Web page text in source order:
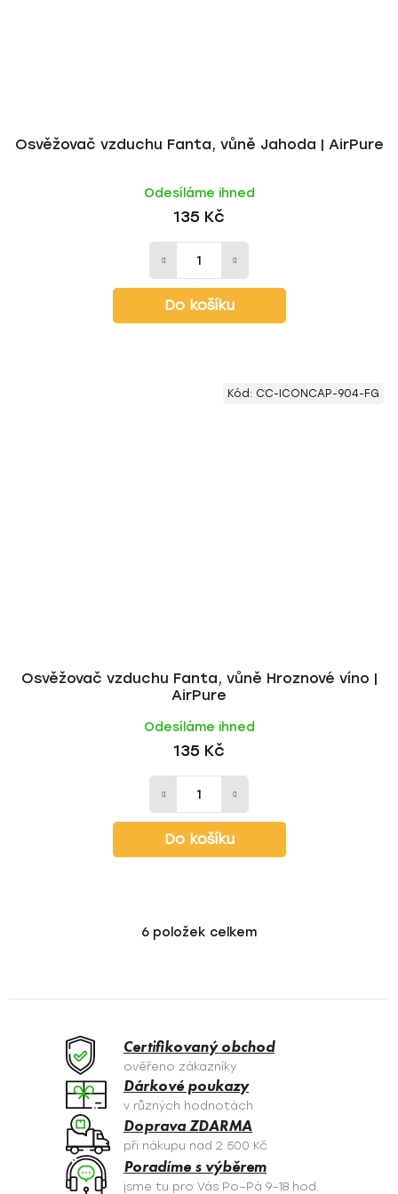
Osvěžovač vzduchu Fanta, vůně Jahoda | AirPure
Odesíláme ihned
135 Kč
Do košíku
Osvěžovač vzduchu Fanta, vůně Hroznové víno |
AirPure
Odesíláme ihned
135 Kč
Do košíku
Kód: CC-ICONCAP-904-FG
O
á
c
í
p
r
v
k
y
6 položek celkem
Certifikovaný obchod
ověřeno zákazníky
Dárkové poukazy
v různých hodnotách
Doprava ZDARMA
při nákupu nad 2 500 Kč
Poradíme s výběrem
jsme tu pro Vás Po–Pá 9–18 hod.